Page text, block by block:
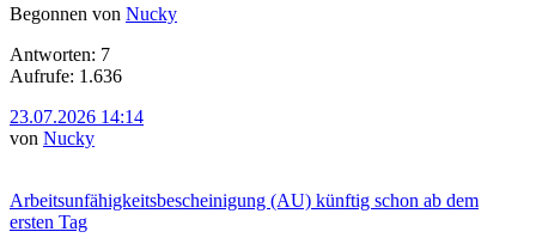
Begonnen von Nucky
Antworten: 7
Aufrufe: 1.636
23.07.2026 14:14
von Nucky
Arbeitsunfähigkeitsbescheinigung (AU) künftig schon ab dem
ersten Tag